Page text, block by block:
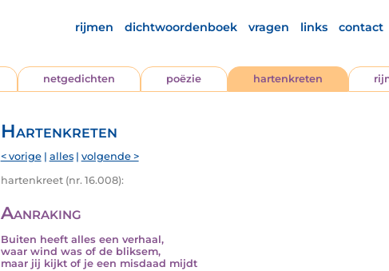
rijmen dichtwoordenboek vragen links contact
netgedichten poëzie hartenkreten
Hartenkreten
< vorige| alles| volgende >
hartenkreet (nr. 16.008):
Aanraking
Buiten heeft alles een verhaal,
waar wind was of de bliksem,
maar jij kijkt of je een misdaad mijdt